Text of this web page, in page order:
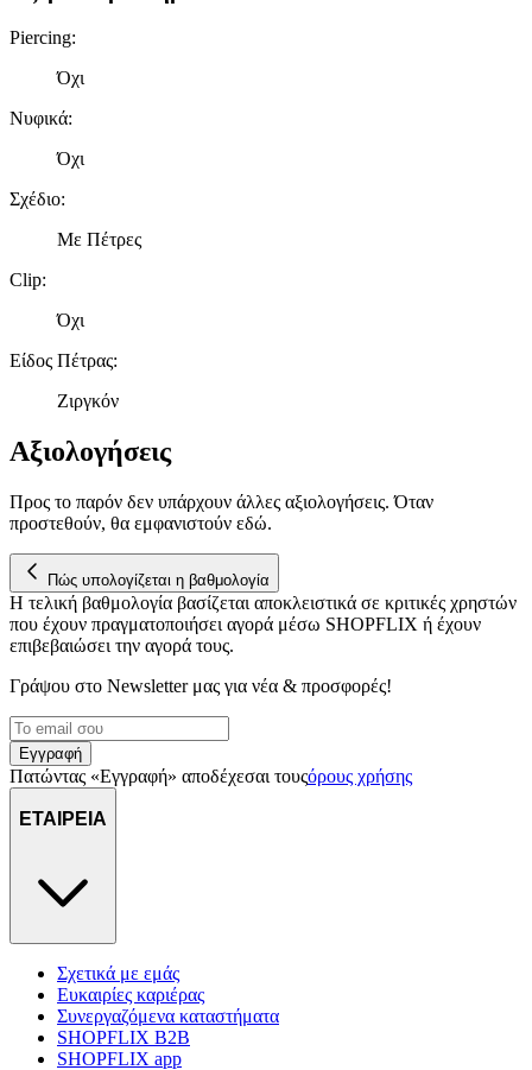
Piercing:
Όχι
Νυφικά:
Όχι
Σχέδιο:
Με Πέτρες
Clip:
Όχι
Είδος Πέτρας:
Ζιργκόν
Αξιολογήσεις
Προς το παρόν δεν υπάρχουν άλλες αξιολογήσεις. Όταν
προστεθούν, θα εμφανιστούν εδώ.
Πώς υπολογίζεται η βαθμολογία
Η τελική βαθμολογία βασίζεται αποκλειστικά σε κριτικές χρηστών
που έχουν πραγματοποιήσει αγορά μέσω SHOPFLIX ή έχουν
επιβεβαιώσει την αγορά τους.
Γράψου στο Νewsletter μας για νέα & προσφορές!
Εγγραφή
Πατώντας «Εγγραφή» αποδέχεσαι τουςόρους χρήσης
ΕΤΑΙΡΕΙΑ
Σχετικά με εμάς
Ευκαιρίες καριέρας
Συνεργαζόμενα καταστήματα
SHOPFLIX B2B
SHOPFLIX app